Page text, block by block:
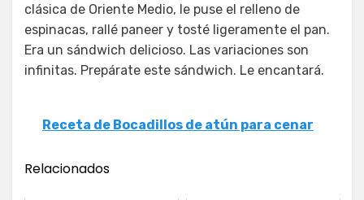
clásica de Oriente Medio, le puse el relleno de
espinacas, rallé paneer y tosté ligeramente el pan.
Era un sándwich delicioso. Las variaciones son
infinitas. Prepárate este sándwich. Le encantará.
Receta de Bocadillos de atún para cenar
Relacionados